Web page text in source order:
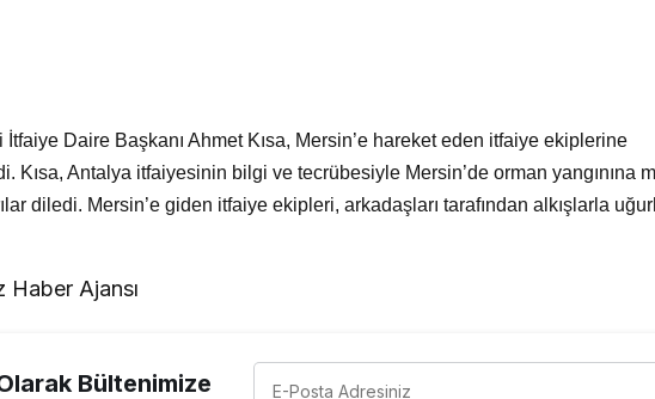
Daire Başkanı Ahmet Kısa, Mersin’e hareket eden itfaiye ekiplerine
Kısa, Antalya itfaiyesinin bilgi ve tecrübesiyle Mersin’de orman yangınına
diledi. Mersin’e giden itfaiye ekipleri, arkadaşları tarafından alkışlarla
Ajansı
Bültenimize